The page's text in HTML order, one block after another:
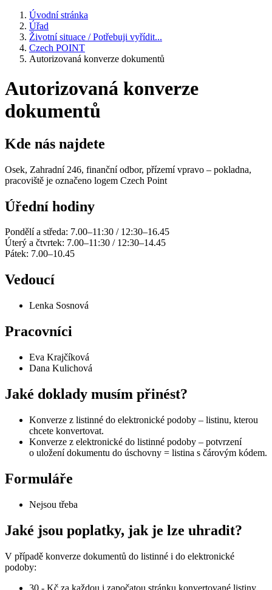
Úvodní stránka
Úřad
Životní situace / Potřebuji vyřídit...
Czech POINT
Autorizovaná konverze dokumentů
Autorizovaná konverze
dokumentů
Kde nás najdete
Osek, Zahradní 246, finanční odbor, přízemí vpravo – pokladna,
pracoviště je označeno logem Czech Point
Úřední hodiny
Pondělí a středa: 7.00–11:30 / 12:30–16.45
Úterý a čtvrtek: 7.00–11:30 / 12:30–14.45
Pátek: 7.00–10.45
Vedoucí
Lenka Sosnová
Pracovníci
Eva Krajčíková
Dana Kulichová
Jaké doklady musím přinést?
Konverze z listinné do elektronické podoby – listinu, kterou
chcete konvertovat.
Konverze z elektronické do listinné podoby – potvrzení
o uložení dokumentu do úschovny = listina s čárovým kódem.
Formuláře
Nejsou třeba
Jaké jsou poplatky, jak je lze uhradit?
V případě konverze dokumentů do listinné i do elektronické
podoby:
30,- Kč za každou i započatou stránku konvertované listiny.